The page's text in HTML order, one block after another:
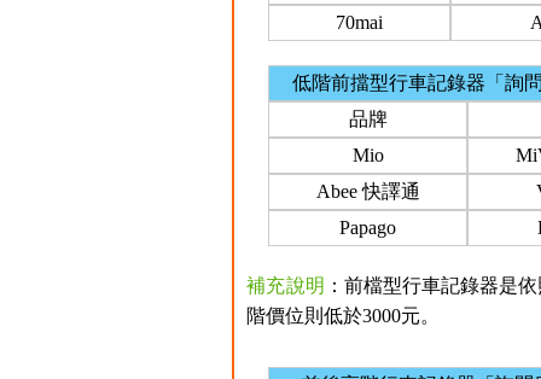
70mai
低階前擋型行車記錄器「詢
品牌
Mio
Abee 快譯通
Papago
補充說明 ：前檔型行車記錄器是
階價位則低於3000元。